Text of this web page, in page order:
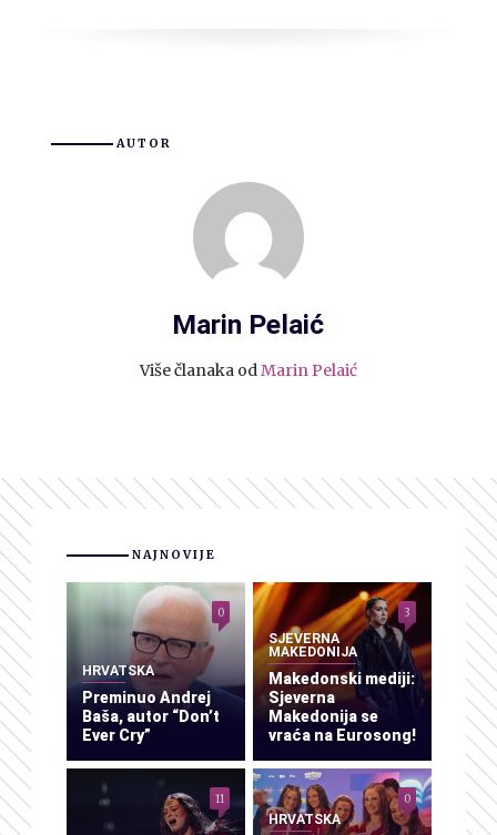
AUTOR
Marin Pelaić
Više članaka odMarin Pelaić
NAJNOVIJE
HRVATSKA
Preminuo Andrej
Baša, autor “Don’t
Ever Cry”
0
SJEVERNA
MAKEDONIJA
Makedonski mediji:
Sjeverna
Makedonija se
vraća na Eurosong!
3
11
HRVATSKA
0